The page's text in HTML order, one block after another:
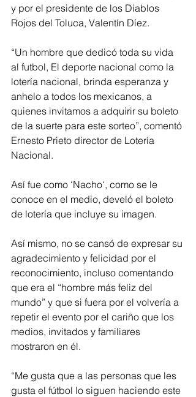
y por el presidente de los Diablos
Rojos del Toluca, Valentín Díez.
“Un hombre que dedicó toda su vida
al futbol, El deporte nacional como la
lotería nacional, brinda esperanza y
anhelo a todos los mexicanos, a
quienes invitamos a adquirir su boleto
de la suerte para este sorteo”, comentó
Ernesto Prieto director de Lotería
Nacional.
Así fue como ‘Nacho‘, como se le
conoce en el medio, develó el boleto
de lotería que incluye su imagen.
Así mismo, no se cansó de expresar su
agradecimiento y felicidad por el
reconocimiento, incluso comentando
que era el “hombre más feliz del
mundo” y que si fuera por el volvería a
repetir el evento por el cariño que los
medios, invitados y familiares
mostraron en él.
“Me gusta que a las personas que les
gusta el fútbol lo siguen haciendo este